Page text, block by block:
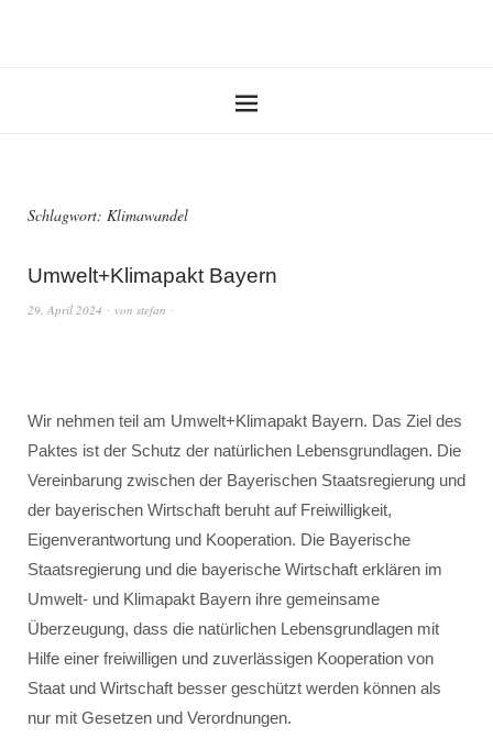
Schlagwort: Klimawandel
Umwelt+Klimapakt Bayern
29. April 2024 von stefan
Wir nehmen teil am Umwelt+Klimapakt Bayern. Das Ziel des
Paktes ist der Schutz der natürlichen Lebensgrundlagen. Die
Vereinbarung zwischen der Bayerischen Staatsregierung und
der bayerischen Wirtschaft beruht auf Freiwilligkeit,
Eigenverantwortung und Kooperation. Die Bayerische
Staatsregierung und die bayerische Wirtschaft erklären im
Umwelt- und Klimapakt Bayern ihre gemeinsame
Überzeugung, dass die natürlichen Lebensgrundlagen mit
Hilfe einer freiwilligen und zuverlässigen Kooperation von
Staat und Wirtschaft besser geschützt werden können als
nur mit Gesetzen und Verordnungen.